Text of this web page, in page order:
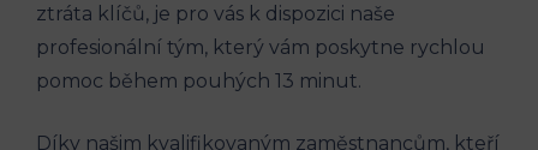
ztráta klíčů, je pro vás k dispozici naše
profesionální tým, který vám poskytne rychlou
pomoc během pouhých 13 minut.
Díky našim kvalifikovaným zaměstnancům, kteří